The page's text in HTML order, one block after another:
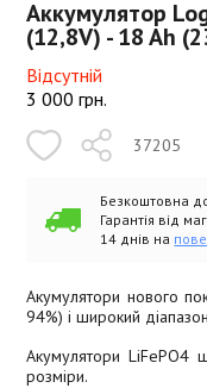
Аккумулятор
(12,8V) - 18 Ah
Відсутній
3 000 грн.
37205
Безкоштовна
Гарантія від
14 днів на
Акумулятори нового
94%) і широкий
Акумулятори LiFePO4
розміри.